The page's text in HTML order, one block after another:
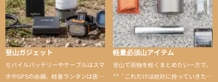
登山ガジェット
モバイルバッテリーやケーブルはスマ
ホやGPSの命綱、軽量ランタンは夜間
軽量必須山アイテム
登山で荷物を軽くまとめたい一方で、
**「これだけは絶対に持っていきた